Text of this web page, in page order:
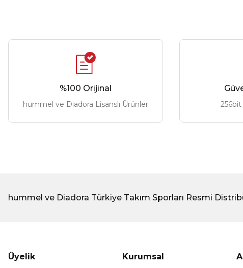
%100 Orijinal
hummel ve Diadora Lisanslı Ürünler 256bit
hummel ve Diadora Türkiye Takım Sporları Resmi
Üyelik Kurumsal